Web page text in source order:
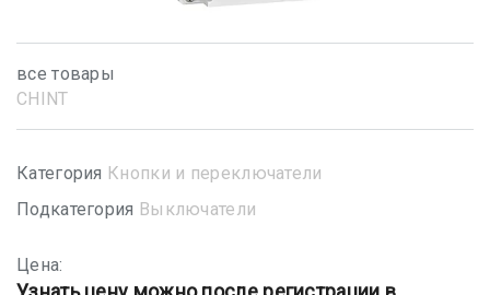
все товары
CHINT
Категория Кнопки и переключатели
Подкатегория Выключатели
Цена: